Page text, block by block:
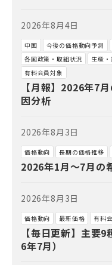
2026年8月4日
中国 今後の価格動向予測
各国政策・取組状況
生産
有料会員対象
【月報】2026年7
因分析
2026年8月3日
価格動向 長期の価格推移
2026年1月～7月の
2026年8月3日
価格動向 最新価格 有料
【毎日更新】主要
6年7月）